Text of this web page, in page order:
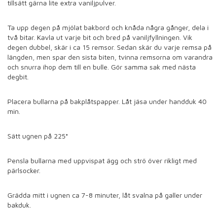
tillsätt gärna lite extra vaniljpulver.
Ta upp degen på mjölat bakbord och knåda några gånger, dela i
två bitar. Kavla ut varje bit och bred på vaniljfyllningen. Vik
degen dubbel, skär i ca 15 remsor. Sedan skär du varje remsa på
längden, men spar den sista biten, tvinna remsorna om varandra
och snurra ihop dem till en bulle. Gör samma sak med nästa
degbit.
Placera bullarna på bakplåtspapper. Låt jäsa under handduk 40
min.
Sätt ugnen på 225°
Pensla bullarna med uppvispat ägg och strö över rikligt med
pärlsocker.
Grädda mitt i ugnen ca 7-8 minuter, låt svalna på galler under
bakduk.